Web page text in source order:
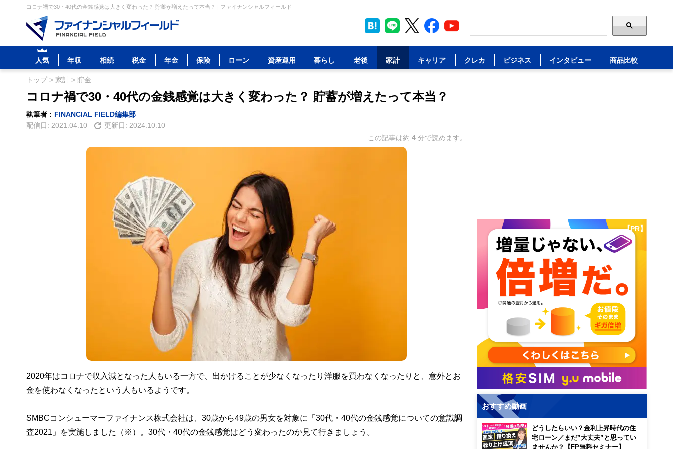
コロナ禍で30・40代の金銭感覚は大きく変わった？ 貯蓄が増えたって本当？ | ファイナンシャルフィールド
人気 年収 相続 税金 年金 保険 ローン 資産運用 暮らし 老後 家計 キャリア クレカ ビジネス インタビュー 商品比較
トップ> 家計 > 貯金
コロナ禍で30・40代の金銭感覚は大きく変わった？ 貯蓄が増えたって本当？
執筆者 : FINANCIAL FIELD編集部
配信日: 2021.04.10 更新日: 2024.10.10
この記事は約 4 分で読めます。
2020年はコロナで収入減となった人もいる一方で、出かけることが少なくなったり洋服を買わなくなったりと、意外とお
金を使わなくなったという人もいるようです。
SMBCコンシューマーファイナンス株式会社は、30歳から49歳の男女を対象に「30代・40代の金銭感覚についての意識調
査2021」を実施しました（※）。30代・40代の金銭感覚はどう変わったのか見て行きましょう。
【PR】
おすすめ動画
どうしたらいい？金利上昇時代の住
宅ローン／まだ”大丈夫”と思ってい
ませんか？【FP無料セミナー】